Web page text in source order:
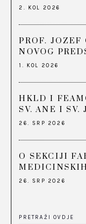
2. KOL 2026
PROF.
NOVOG
1. KOL 2026
HKLD I
SV. ANE I SV.
26. SRP 2026
O SEKCIJI
26. SRP 2026